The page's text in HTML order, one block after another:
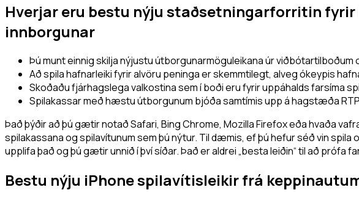
Hverjar eru bestu nýju staðsetningarforritin fyrir
innborgunar
Þú munt einnig skilja nýjustu útborgunarmöguleikana úr
Að spila hafnarleiki fyrir alvöru peninga er skemmtilegt, alveg ókeypis
Skoðaðu fjárhagslega valkostina sem í boði eru fyrir uppáhalds farsíma
Spilakassar með hæstu útborgunum bjóða samtímis upp á hagstæða
Það þýðir að þú gætir notað Safari, Bing Chrome, Mozilla Firefox eða hvaða
spilakassana og spilavítunum sem þú nýtur. Til dæmis, ef þú hefur séð vin
upplifa það og þú gætir unnið í því síðar. Það er aldrei „besta leiðin“ til að prófa
Bestu nýju iPhone spilavítisleikir frá